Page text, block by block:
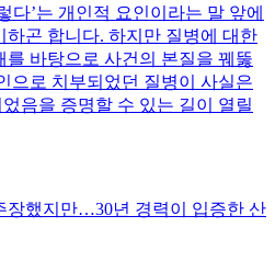
다’는 개인적 요인이라는 말 앞에
하곤 합니다. 하지만 질병에 대한
를 바탕으로 사건의 본질을 꿰뚫
으로 치부되었던 질병이 사실은
음을 증명할 수 있는 길이 열릴
장했지만…30년 경력이 입증한 산